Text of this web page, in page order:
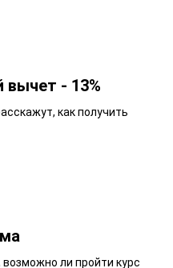
вычет - 13%
как получить
ли пройти курс